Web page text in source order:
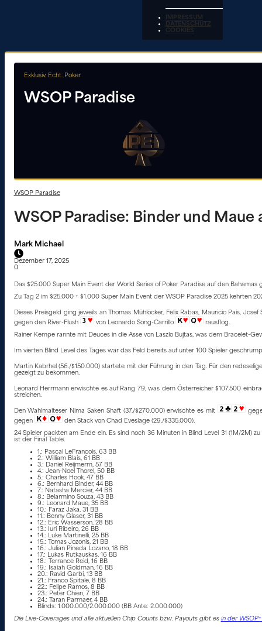
IMPRESSUM
DATENSCHUTZ
COOKIES
Exklusiv. Echt. Poker.
WSOP Paradise
WSOP Paradise
WSOP Paradise: Binder und
Mark Michael
Dezember 17, 2025
0
Das $25.000 Super Main Event der World Series of Poker Paradise auf den
Zu Tag 2 im $25.000 + $1.000 Super Main Event der WSOP Paradise 2025 kehrten
Dieses Preisgeld ging jeweils an Thomas Mühlöcker, Felix Rabas, Mauricio Pais,
gegen den River-Flush
von Leonardo Song-Carrillo
rausflog.
Rainer Kempe rannte mit Deuces in die Asse von Laszlo Bujtas, was dem Bracelet-
Im vierten Blind Level des Tages war das Feld bereits auf unter 100 Spieler
Martin Kabrhel (56./$150.000) startete mit der Führung in den Tag. Für den
gezeigt zu bekommen.
Leonard Herrmann erwischte es auf Rang 79, was dem Österreicher $107.500
streichen.
Den Wahlmalteser Nima Saken Shaft (37./$270.000) erwischte es mit
gegen
den Stack von Chad Eveslage (29./$335.000).
24 Spieler packten am Ende ein. Es sind noch 36 Minuten in Blind Level 31 (1M/2M)
ist der Final Table.
1.: Pascal LeFrancois, 63 BB
2.: William Blais, 61 BB
3.: Daniel Reijmerm, 57 BB
4.: Jean-Noel Thorel, 50 BB
5.: Charles Hook, 47 BB
6.: Bernhard Binder, 44 BB
7.: Natasha Mercier, 44 BB
8.: Belarmino Souza, 43 BB
9.: Leonard Maue, 35 BB
10.: Faraz Jaka, 31 BB
11.: Benny Glaser, 31 BB
12.: Eric Wasserson, 28 BB
13.: Iuri Ribeiro, 26 BB
14.: Luke Martinelli, 25 BB
15.: Tomas Jozonis, 21 BB
16.: Julian Pineda Lozano, 18 BB
17.: Lukas Rutkauskas, 16 BB
18.: Terrance Reid, 16 BB
19.: Isaiah Goldman, 16 BB
20.: Ravid Garbi, 13 BB
21.: Franco Spitale, 8 BB
22.: Felipe Ramos, 8 BB
23.: Peter Chien, 7 BB
24.: Taran Parmaer, 4 BB
Blinds: 1.000.000/2.000.000 (BB Ante: 2.000.000)
Die Live-Coverages und alle aktuellen Chip Counts bzw. Payouts gibt es in der